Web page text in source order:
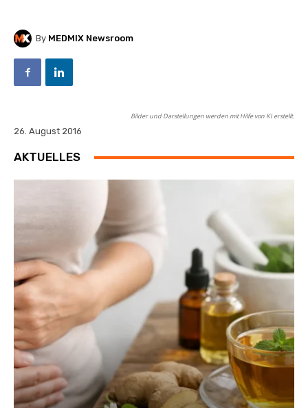
By MEDMIX Newsroom
Bilder und Darstellungen werden mit Hilfe von KI erstellt.
26. August 2016
AKTUELLES